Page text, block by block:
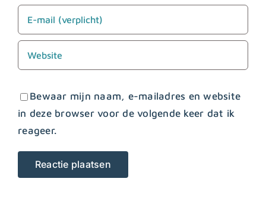
Bewaar mijn naam, e-mailadres en website
in deze browser voor de volgende keer dat ik
reageer.